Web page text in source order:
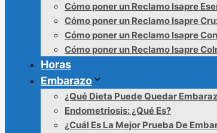
Cómo poner un Reclamo Isapre
Cómo poner un Reclamo Isapre
Cómo poner un Reclamo Isapre
Cómo poner un Reclamo Isapre
Horas
Embarazo
¿Qué Dieta Puede Quedar
Endometriosis: ¿Qué Es?
¿Cuál Es La Mejor Prueba De